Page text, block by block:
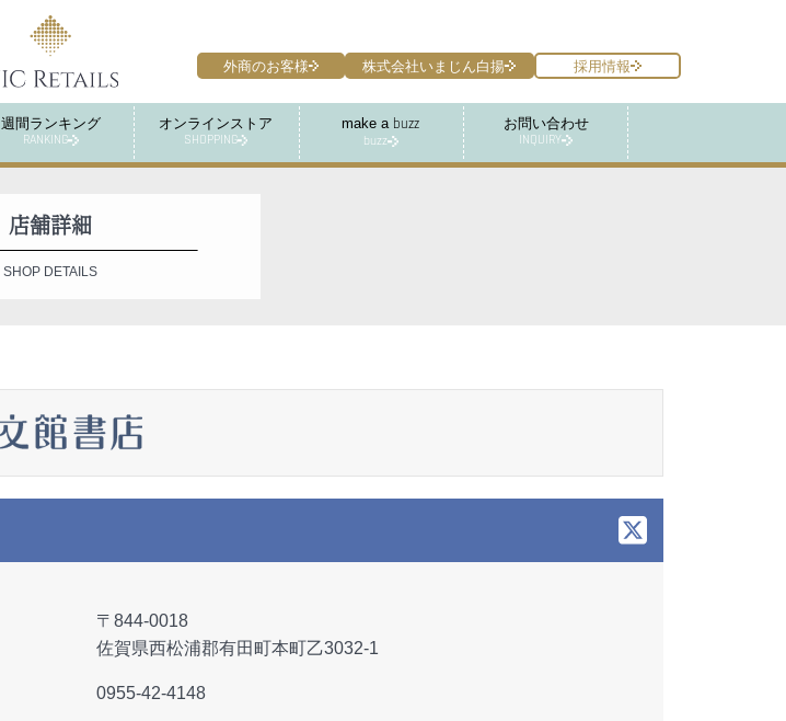
週間ランキング
RANKING
オンラインストア
SHOPPING
make a buzz
buzz
お問い合わせ
INQUIRY
外商のお客様 株式会社いまじん白揚 採用情報
店舗詳細
SHOP DETAILS
〒844-0018
佐賀県西松浦郡有田町本町乙3032-1
0955-42-4148